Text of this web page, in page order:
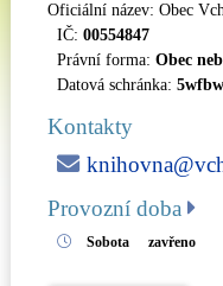
Oficiální název: Obec
IČ: 00554847
Právní forma: Obec
Datová schránka:
Kontakty
Provozní doba
Sobota zavřeno